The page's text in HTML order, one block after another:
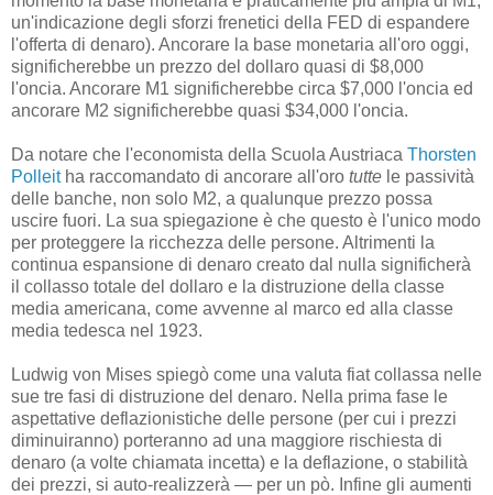
un'indicazione degli sforzi frenetici della FED di espandere
l'offerta di denaro). Ancorare la base monetaria all'oro oggi,
significherebbe un prezzo del dollaro quasi di $8,000
l'oncia. Ancorare M1 significherebbe circa $7,000 l'oncia ed
ancorare M2 significherebbe quasi $34,000 l'oncia.
Da notare che l'economista della Scuola Austriaca Thorsten
Polleitha raccomandato di ancorare all'oro tutte le passività
delle banche, non solo M2, a qualunque prezzo possa
uscire fuori. La sua spiegazione è che questo è l'unico modo
per proteggere la ricchezza delle persone. Altrimenti la
continua espansione di denaro creato dal nulla significherà
il collasso totale del dollaro e la distruzione della classe
media americana, come avvenne al marco ed alla classe
media tedesca nel 1923.
Ludwig von Mises spiegò come una valuta fiat collassa nelle
sue tre fasi di distruzione del denaro. Nella prima fase le
aspettative deflazionistiche delle persone (per cui i prezzi
diminuiranno) porteranno ad una maggiore rischiesta di
denaro (a volte chiamata incetta) e la deflazione, o stabilità
dei prezzi, si auto-realizzerà — per un pò. Infine gli aumenti